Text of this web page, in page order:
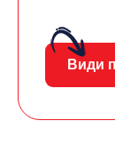
Види